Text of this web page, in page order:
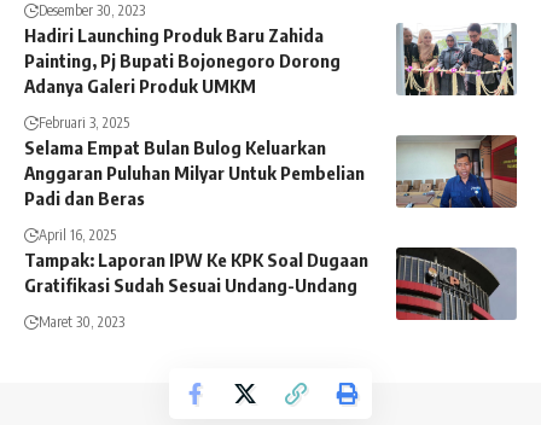
Desember 30, 2023
Hadiri Launching Produk Baru Zahida
Painting, Pj Bupati Bojonegoro Dorong
Adanya Galeri Produk UMKM
Februari 3, 2025
Selama Empat Bulan Bulog Keluarkan
Anggaran Puluhan Milyar Untuk Pembelian
Padi dan Beras
April 16, 2025
Tampak: Laporan IPW Ke KPK Soal Dugaan
Gratifikasi Sudah Sesuai Undang-Undang
Maret 30, 2023